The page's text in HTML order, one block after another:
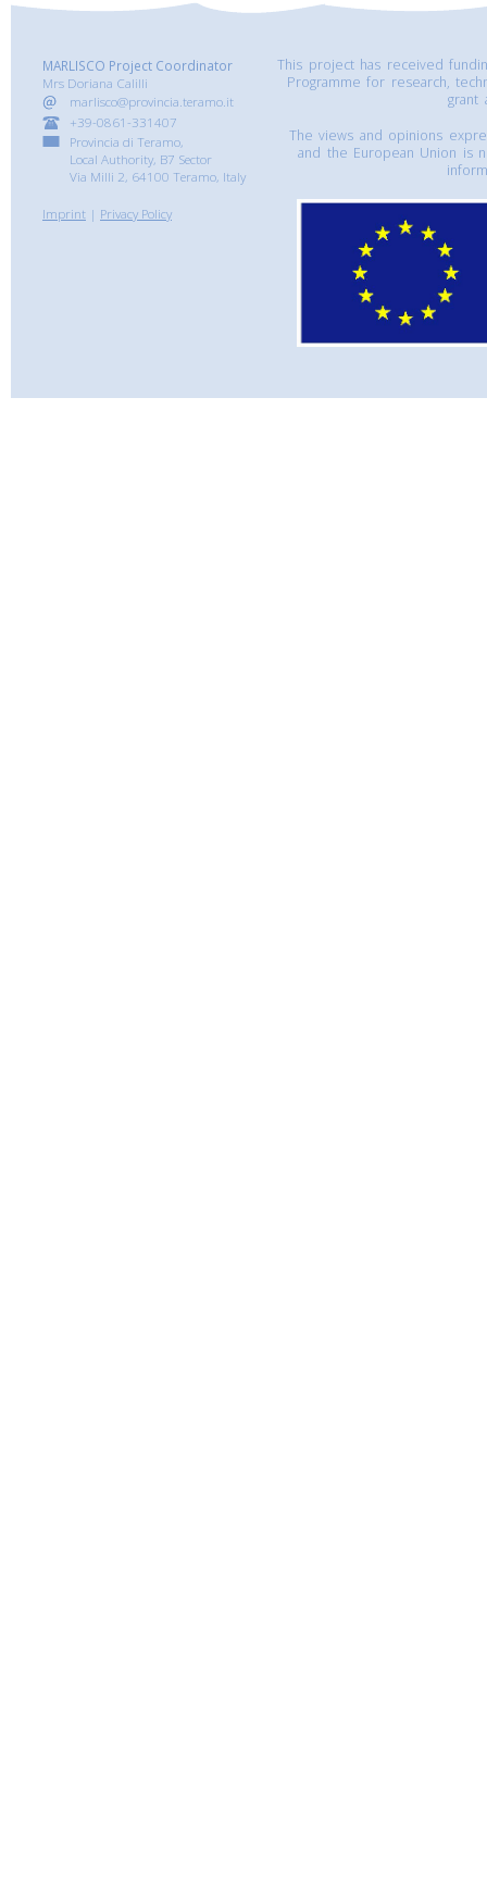
MARLISCO Project Coordinator
Mrs Doriana Calilli
marlisco@provincia.teramo.it
+39-0861-331407
Provincia di Teramo,
Local Authority, B7 Sector
Via Milli 2, 64100 Teramo, Italy
Imprint | Privacy Policy
This project has received
Programme for research,
grant
The views and opinions
and the European Union is